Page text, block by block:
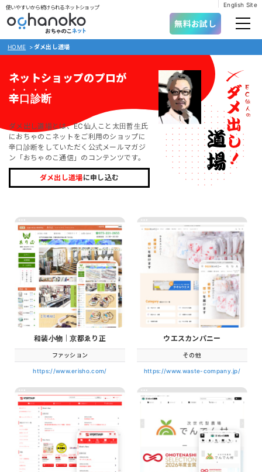
English Site
使いやすいから続けられるネットショップ
無料お試し
HOME >ダメ出し道場
ネットショップのプロが
辛口診断
ダメ出し道場とは、EC仙人こと太田哲生氏
におちゃのこネットをご利用のショップに
辛口診断をしていただく公式メールマガジ
ン「おちゃのこ通信」のコンテンツです。
ダメ出し道場に申し込む
和装小物｜京都ゑり正
ファッション
https://www.erisho.com/
ウエスカンパニー
その他
https://www.waste-company.jp/